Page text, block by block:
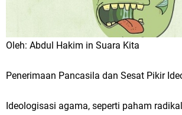
Oleh: Abdul Hakim in Suara Kita
Penerimaan Pancasila dan Sesat Pikir
Ideologisasi agama, seperti paham